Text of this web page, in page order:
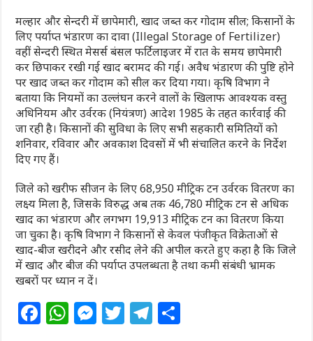
मल्हार और सेन्दरी में छापेमारी, खाद जब्त कर गोदाम सील; किसानों के
लिए पर्याप्त भंडारण का दावा (Illegal Storage of Fertilizer)
वहीं सेन्दरी स्थित मेसर्स बंसल फर्टिलाइजर में रात के समय छापेमारी
कर छिपाकर रखी गई खाद बरामद की गई। अवैध भंडारण की पुष्टि होने
पर खाद जब्त कर गोदाम को सील कर दिया गया। कृषि विभाग ने
बताया कि नियमों का उल्लंघन करने वालों के खिलाफ आवश्यक वस्तु
अधिनियम और उर्वरक (नियंत्रण) आदेश 1985 के तहत कार्रवाई की
जा रही है। किसानों की सुविधा के लिए सभी सहकारी समितियों को
शनिवार, रविवार और अवकाश दिवसों में भी संचालित करने के निर्देश
दिए गए हैं।
जिले को खरीफ सीजन के लिए 68,950 मीट्रिक टन उर्वरक वितरण का
लक्ष्य मिला है, जिसके विरुद्ध अब तक 46,780 मीट्रिक टन से अधिक
खाद का भंडारण और लगभग 19,913 मीट्रिक टन का वितरण किया
जा चुका है। कृषि विभाग ने किसानों से केवल पंजीकृत विक्रेताओं से
खाद-बीज खरीदने और रसीद लेने की अपील करते हुए कहा है कि जिले
में खाद और बीज की पर्याप्त उपलब्धता है तथा कमी संबंधी भ्रामक
खबरों पर ध्यान न दें।
F W M T T